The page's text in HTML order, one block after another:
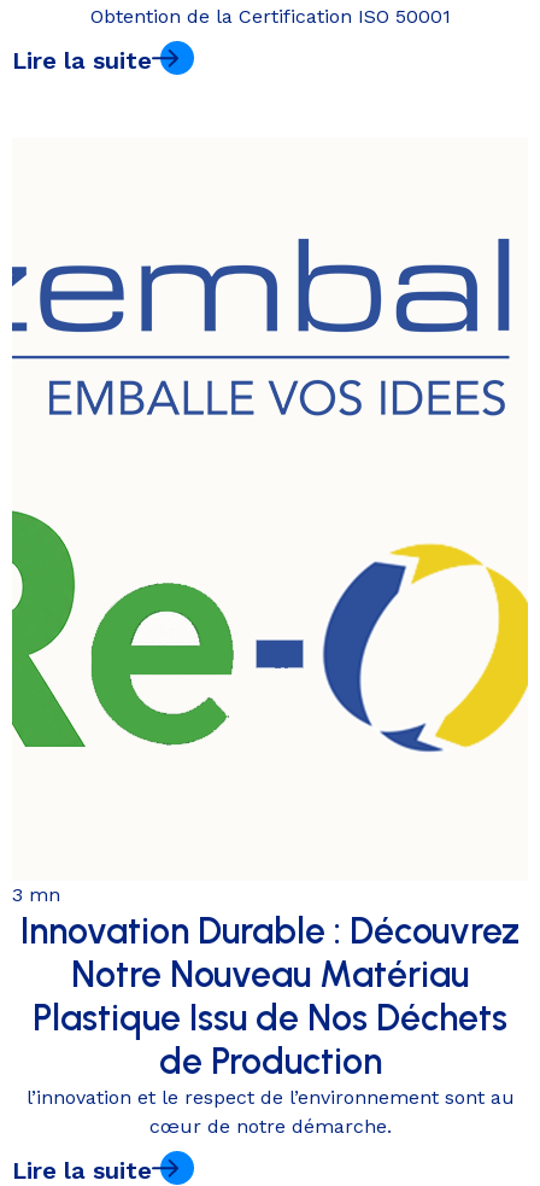
Obtention de la Certification ISO 50001
Lire la suite
3 mn
Innovation Durable : Découvrez
Notre Nouveau Matériau
Plastique Issu de Nos Déchets
de Production
l’innovation et le respect de l’environnement sont au
cœur de notre démarche.
Lire la suite